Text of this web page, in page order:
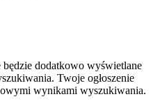
dodatkowo wyświetlane
Twoje ogłoszenie
wynikami wyszukiwania.